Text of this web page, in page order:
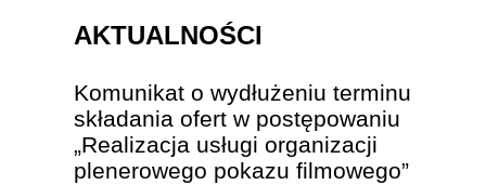
AKTUALNOŚCI
Komunikat o wydłużeniu terminu
składania ofert w postępowaniu
„Realizacja usługi organizacji
plenerowego pokazu filmowego”